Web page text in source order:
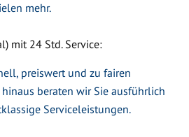
mehr.
mit 24 Std. Service:
preiswert und zu fairen
beraten wir Sie ausführlich
Serviceleistungen.